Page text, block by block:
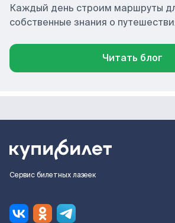
Каждый день строим маршруты
собственные знания о
Читать блог
Сервис билетных лазеек